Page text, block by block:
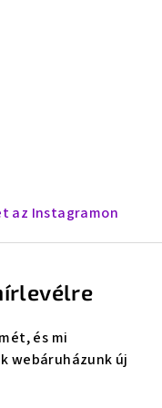
az Instagramon
és mi
webáruházunk új